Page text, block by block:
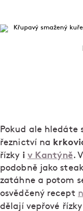
Pokud ale hledáte
řeznictví na
řízky i v Kantýně.
podobně jako
zatáhne a potom
osvědčený recept
dělají vepřové